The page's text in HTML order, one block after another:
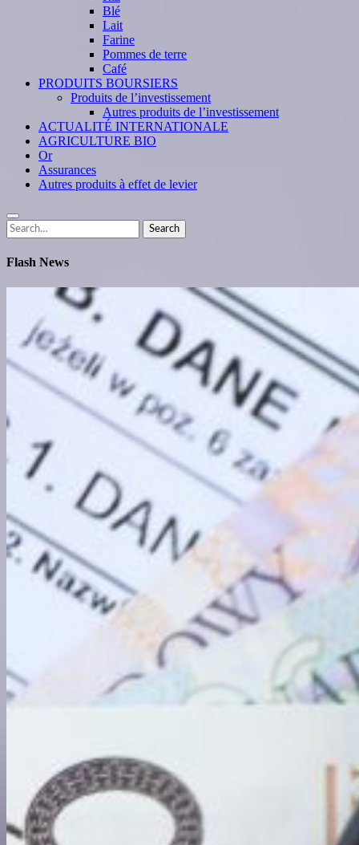
Blé
Lait
Farine
Pommes de terre
Café
PRODUITS BOURSIERS
Produits de l’investissement
Autres produits de l’investissement
ACTUALITÉ INTERNATIONALE
AGRICULTURE BIO
Or
Assurances
Autres produits à effet de levier
Search
for:
Search
Flash News